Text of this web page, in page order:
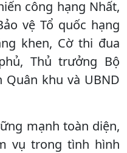
công hạng Nhất,
vệ Tổ quốc hạng
khen, Cờ thi đua
Thủ trưởng Bộ
Quân khu và UBND
mạnh toàn diện,
vụ trong tình hình